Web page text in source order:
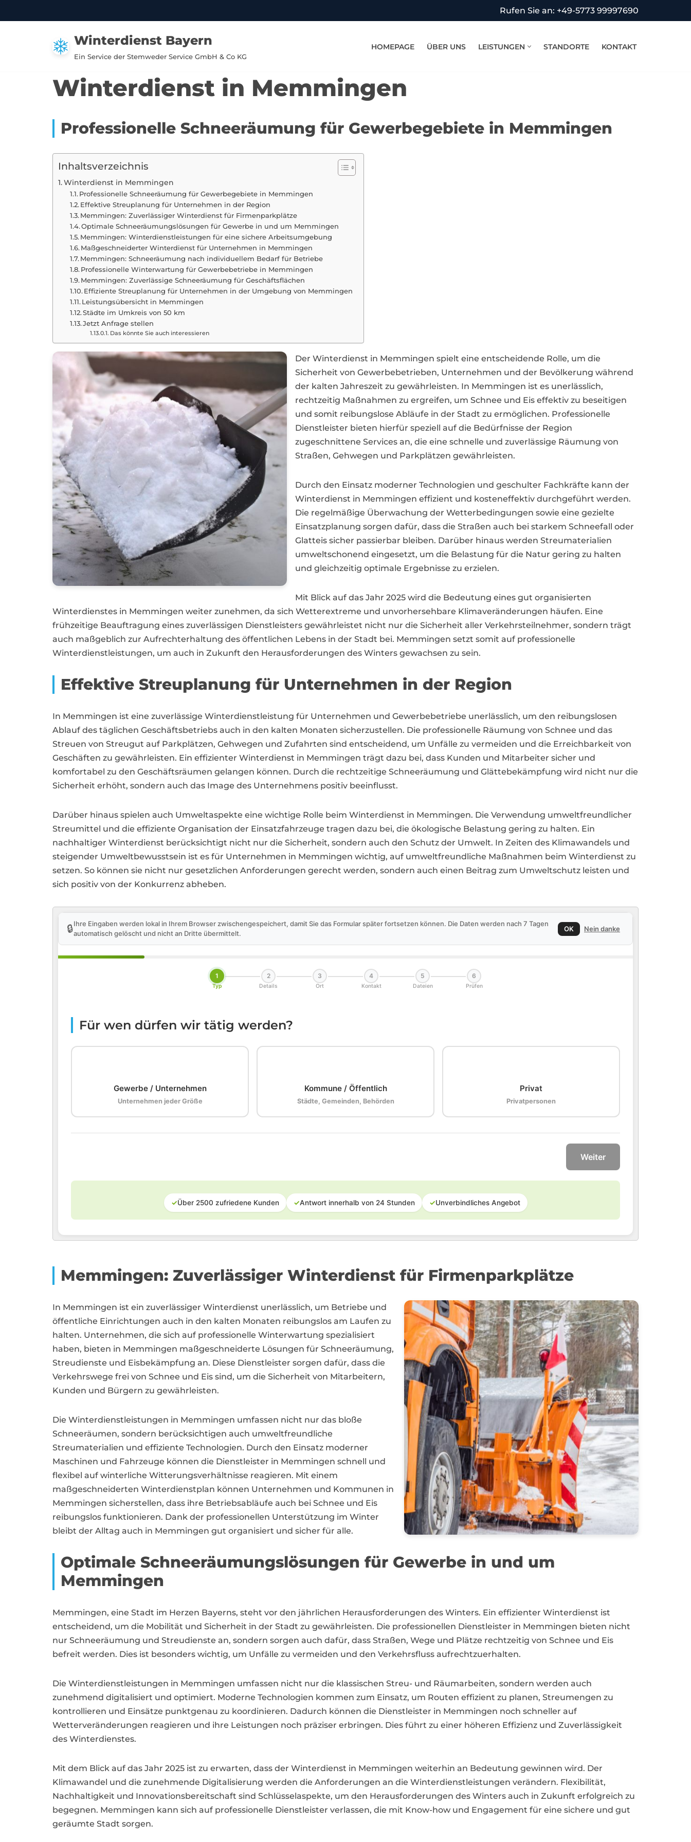
Rufen Sie an: +49-5773 99997690
Winterdienst Bayern
Ein Service der Stemweder Service GmbH & Co KG
HOMEPAGE ÜBER UNS LEISTUNGEN STANDORTE KONTAKT
Winterdienst in Memmingen
Professionelle Schneeräumung für Gewerbegebiete in Memmingen
Inhaltsverzeichnis
Winterdienst in Memmingen
Professionelle Schneeräumung für Gewerbegebiete in Memmingen
Effektive Streuplanung für Unternehmen in der Region
Memmingen: Zuverlässiger Winterdienst für Firmenparkplätze
Optimale Schneeräumungslösungen für Gewerbe in und um Memmingen
Memmingen: Winterdienstleistungen für eine sichere Arbeitsumgebung
Maßgeschneiderter Winterdienst für Unternehmen in Memmingen
Memmingen: Schneeräumung nach individuellem Bedarf für Betriebe
Professionelle Winterwartung für Gewerbebetriebe in Memmingen
Memmingen: Zuverlässige Schneeräumung für Geschäftsflächen
Effiziente Streuplanung für Unternehmen in der Umgebung von Memmingen
Leistungsübersicht in Memmingen
Städte im Umkreis von 50 km
Jetzt Anfrage stellen
Das könnte Sie auch interessieren
Der Winterdienst in Memmingen spielt eine entscheidende Rolle, um die
Sicherheit von Gewerbebetrieben, Unternehmen und der Bevölkerung während
der kalten Jahreszeit zu gewährleisten. In Memmingen ist es unerlässlich,
rechtzeitig Maßnahmen zu ergreifen, um Schnee und Eis effektiv zu beseitigen
und somit reibungslose Abläufe in der Stadt zu ermöglichen. Professionelle
Dienstleister bieten hierfür speziell auf die Bedürfnisse der Region
zugeschnittene Services an, die eine schnelle und zuverlässige Räumung von
Straßen, Gehwegen und Parkplätzen gewährleisten.
Durch den Einsatz moderner Technologien und geschulter Fachkräfte kann der
Winterdienst in Memmingen effizient und kosteneffektiv durchgeführt werden.
Die regelmäßige Überwachung der Wetterbedingungen sowie eine gezielte
Einsatzplanung sorgen dafür, dass die Straßen auch bei starkem Schneefall oder
Glatteis sicher passierbar bleiben. Darüber hinaus werden Streumaterialien
umweltschonend eingesetzt, um die Belastung für die Natur gering zu halten
und gleichzeitig optimale Ergebnisse zu erzielen.
Mit Blick auf das Jahr 2025 wird die Bedeutung eines gut organisierten
Winterdienstes in Memmingen weiter zunehmen, da sich Wetterextreme und unvorhersehbare Klimaveränderungen häufen. Eine
frühzeitige Beauftragung eines zuverlässigen Dienstleisters gewährleistet nicht nur die Sicherheit aller Verkehrsteilnehmer, sondern trägt
auch maßgeblich zur Aufrechterhaltung des öffentlichen Lebens in der Stadt bei. Memmingen setzt somit auf professionelle
Winterdienstleistungen, um auch in Zukunft den Herausforderungen des Winters gewachsen zu sein.
Effektive Streuplanung für Unternehmen in der Region
In Memmingen ist eine zuverlässige Winterdienstleistung für Unternehmen und Gewerbebetriebe unerlässlich, um den reibungslosen
Ablauf des täglichen Geschäftsbetriebs auch in den kalten Monaten sicherzustellen. Die professionelle Räumung von Schnee und das
Streuen von Streugut auf Parkplätzen, Gehwegen und Zufahrten sind entscheidend, um Unfälle zu vermeiden und die Erreichbarkeit von
Geschäften zu gewährleisten. Ein effizienter Winterdienst in Memmingen trägt dazu bei, dass Kunden und Mitarbeiter sicher und
komfortabel zu den Geschäftsräumen gelangen können. Durch die rechtzeitige Schneeräumung und Glättebekämpfung wird nicht nur die
Sicherheit erhöht, sondern auch das Image des Unternehmens positiv beeinflusst.
Darüber hinaus spielen auch Umweltaspekte eine wichtige Rolle beim Winterdienst in Memmingen. Die Verwendung umweltfreundlicher
Streumittel und die effiziente Organisation der Einsatzfahrzeuge tragen dazu bei, die ökologische Belastung gering zu halten. Ein
nachhaltiger Winterdienst berücksichtigt nicht nur die Sicherheit, sondern auch den Schutz der Umwelt. In Zeiten des Klimawandels und
steigender Umweltbewusstsein ist es für Unternehmen in Memmingen wichtig, auf umweltfreundliche Maßnahmen beim Winterdienst zu
setzen. So können sie nicht nur gesetzlichen Anforderungen gerecht werden, sondern auch einen Beitrag zum Umweltschutz leisten und
sich positiv von der Konkurrenz abheben.
🔒Ihre Eingaben werden lokal in Ihrem Browser zwischengespeichert, damit Sie das Formular später fortsetzen können. Die Daten werden nach 7 Tagen
automatisch gelöscht und nicht an Dritte übermittelt.
OK Nein danke
1
Typ
2
Details
3
Ort
4
Kontakt
5
Dateien
6
Prüfen
Für wen dürfen wir tätig werden?
Gewerbe / Unternehmen
Unternehmen jeder Größe
Kommune / Öffentlich
Städte, Gemeinden, Behörden
Privat
Privatpersonen
Weiter
✓Über 2500 zufriedene Kunden ✓Antwort innerhalb von 24 Stunden ✓Unverbindliches Angebot
Memmingen: Zuverlässiger Winterdienst für Firmenparkplätze
In Memmingen ist ein zuverlässiger Winterdienst unerlässlich, um Betriebe und
öffentliche Einrichtungen auch in den kalten Monaten reibungslos am Laufen zu
halten. Unternehmen, die sich auf professionelle Winterwartung spezialisiert
haben, bieten in Memmingen maßgeschneiderte Lösungen für Schneeräumung,
Streudienste und Eisbekämpfung an. Diese Dienstleister sorgen dafür, dass die
Verkehrswege frei von Schnee und Eis sind, um die Sicherheit von Mitarbeitern,
Kunden und Bürgern zu gewährleisten.
Die Winterdienstleistungen in Memmingen umfassen nicht nur das bloße
Schneeräumen, sondern berücksichtigen auch umweltfreundliche
Streumaterialien und effiziente Technologien. Durch den Einsatz moderner
Maschinen und Fahrzeuge können die Dienstleister in Memmingen schnell und
flexibel auf winterliche Witterungsverhältnisse reagieren. Mit einem
maßgeschneiderten Winterdienstplan können Unternehmen und Kommunen in
Memmingen sicherstellen, dass ihre Betriebsabläufe auch bei Schnee und Eis
reibungslos funktionieren. Dank der professionellen Unterstützung im Winter
bleibt der Alltag auch in Memmingen gut organisiert und sicher für alle.
Optimale Schneeräumungslösungen für Gewerbe in und um
Memmingen
Memmingen, eine Stadt im Herzen Bayerns, steht vor den jährlichen Herausforderungen des Winters. Ein effizienter Winterdienst ist
entscheidend, um die Mobilität und Sicherheit in der Stadt zu gewährleisten. Die professionellen Dienstleister in Memmingen bieten nicht
nur Schneeräumung und Streudienste an, sondern sorgen auch dafür, dass Straßen, Wege und Plätze rechtzeitig von Schnee und Eis
befreit werden. Dies ist besonders wichtig, um Unfälle zu vermeiden und den Verkehrsfluss aufrechtzuerhalten.
Die Winterdienstleistungen in Memmingen umfassen nicht nur die klassischen Streu- und Räumarbeiten, sondern werden auch
zunehmend digitalisiert und optimiert. Moderne Technologien kommen zum Einsatz, um Routen effizient zu planen, Streumengen zu
kontrollieren und Einsätze punktgenau zu koordinieren. Dadurch können die Dienstleister in Memmingen noch schneller auf
Wetterveränderungen reagieren und ihre Leistungen noch präziser erbringen. Dies führt zu einer höheren Effizienz und Zuverlässigkeit
des Winterdienstes.
Mit dem Blick auf das Jahr 2025 ist zu erwarten, dass der Winterdienst in Memmingen weiterhin an Bedeutung gewinnen wird. Der
Klimawandel und die zunehmende Digitalisierung werden die Anforderungen an die Winterdienstleistungen verändern. Flexibilität,
Nachhaltigkeit und Innovationsbereitschaft sind Schlüsselaspekte, um den Herausforderungen des Winters auch in Zukunft erfolgreich zu
begegnen. Memmingen kann sich auf professionelle Dienstleister verlassen, die mit Know-how und Engagement für eine sichere und gut
geräumte Stadt sorgen.